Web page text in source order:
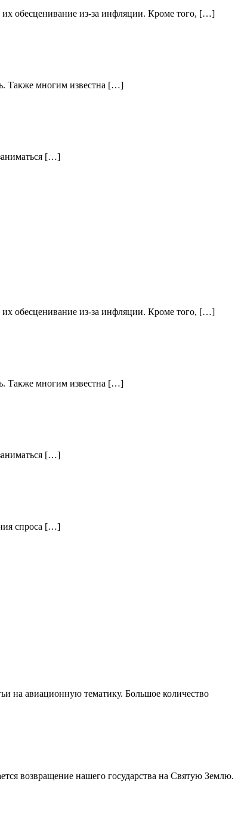
обесценивание из-за инфляции. Кроме того, […]
Также многим известна […]
[…]
обесценивание из-за инфляции. Кроме того, […]
Также многим известна […]
[…]
спроса […]
на авиационную тематику. Большое количество
возвращение нашего государства на Святую Землю.